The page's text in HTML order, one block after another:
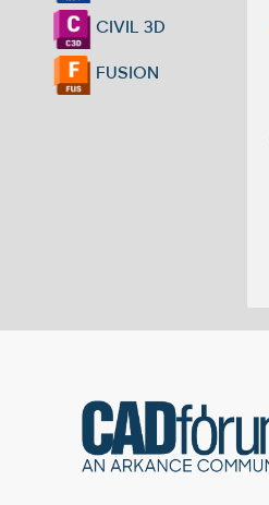
CIVIL 3D
FUSION